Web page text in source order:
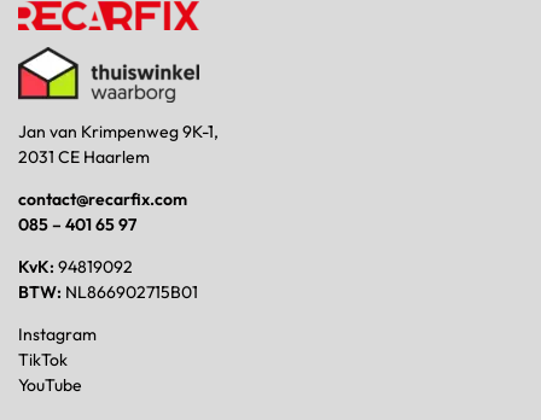
Jan van Krimpenweg 9K-1,
2031 CE Haarlem
contact@recarfix.com
085 – 401 65 97
KvK: 94819092
BTW: NL866902715B01
Instagram
TikTok
YouTube